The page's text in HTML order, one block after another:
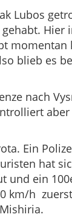
Lubos
Hier
momentan
blieb es
nach
Ein
hat
und ein
km/h